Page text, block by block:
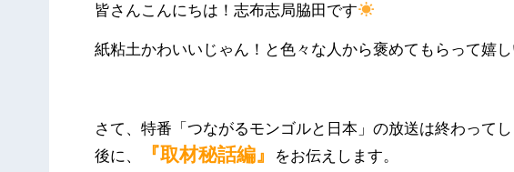
皆さんこんにちは！志布志局脇田です
紙粘土かわいいじゃん！と色々な人から褒めてもらって嬉
さて、特番「つながるモンゴルと日本」の放送は終わって
後に、
『取材秘話編』 をお伝えします。